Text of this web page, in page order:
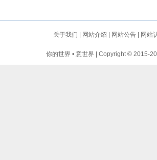
关于我们 网站介绍 网站公告 网站
你的世界 • 意世界 | Copyright © 2015-